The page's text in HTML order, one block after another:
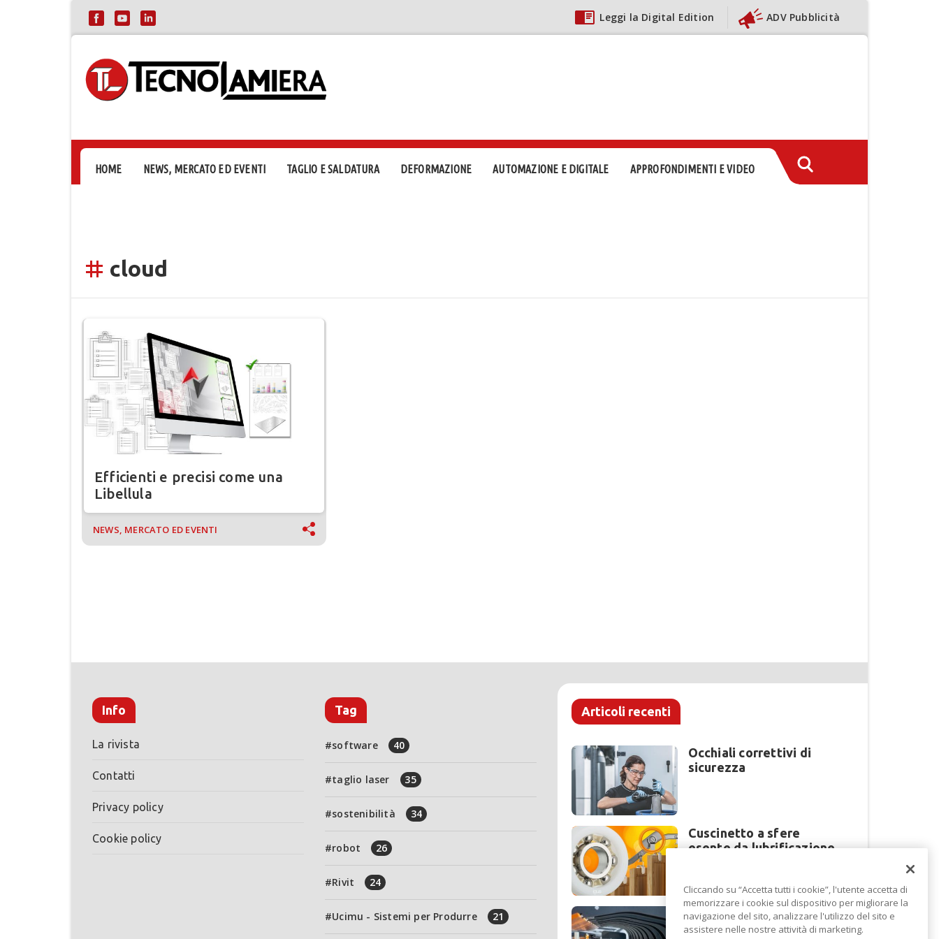
Leggi la Digital Edition ADV Pubblicità
HOME NEWS, MERCATO ED EVENTI TAGLIO E SALDATURA DEFORMAZIONE AUTOMAZIONE E DIGITALE APPROFONDIMENTI E VIDEO
tag cloud
Efficienti e precisi come una
Libellula
NEWS, MERCATO ED EVENTI
Info
La rivista
Contatti
Privacy policy
Cookie policy
Tag
software 40
taglio laser 35
sostenibilità 34
robot 26
Rivit 24
Ucimu - Sistemi per Produrre 21
Articoli recenti
Occhiali correttivi di
sicurezza
Cuscinetto a sfere
esente da lubrificazione
Perché la lavorazione
lamiera cambia modello
Cliccando su “Accetta tutti i cookie”, l'utente accetta di
memorizzare i cookie sul dispositivo per migliorare la
navigazione del sito, analizzare l'utilizzo del sito e
assistere nelle nostre attività di marketing.